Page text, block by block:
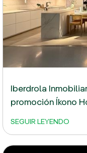
Iberdrola
promoción Íkono
SEGUIR LEYENDO